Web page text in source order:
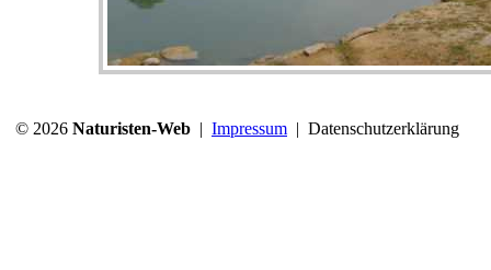
© 2026 Naturisten-Web | Impressum | Datenschutzerklärung